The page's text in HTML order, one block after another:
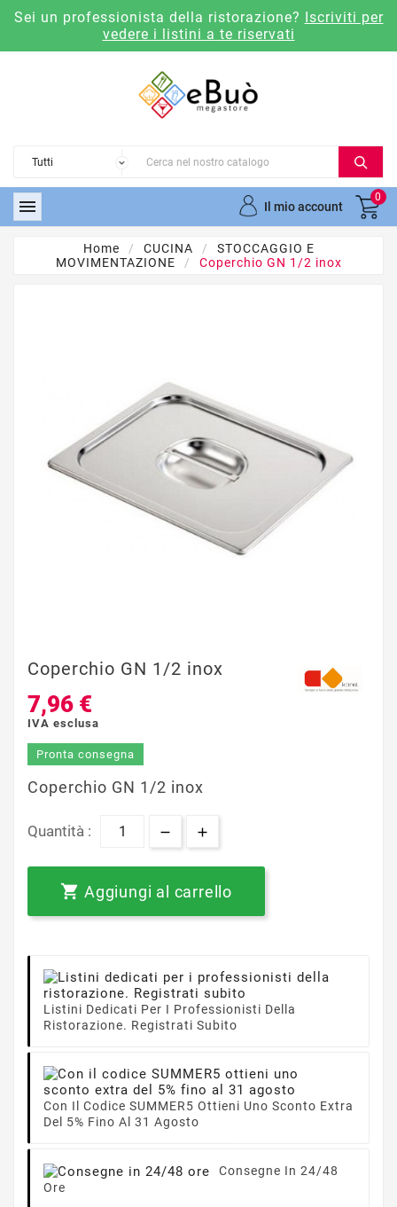
Sei un professionista della ristorazione? Iscriviti per
vedere i listini a te riservati
 Il mio account
0
Home CUCINA
STOCCAGGIO E
MOVIMENTAZIONE
Coperchio GN 1/2 inox
Coperchio GN 1/2 inox
7,96 €
IVA esclusa
Pronta consegna
Coperchio GN 1/2 inox
Quantità :
 Aggiungi al carrello
Listini Dedicati Per I Professionisti Della
Ristorazione. Registrati Subito
Con Il Codice SUMMER5 Ottieni Uno Sconto Extra
Del 5% Fino Al 31 Agosto
Consegne In 24/48
Ore